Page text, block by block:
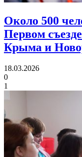
Около 500
Первом съезде
Крыма и
18.03.2026
0
1